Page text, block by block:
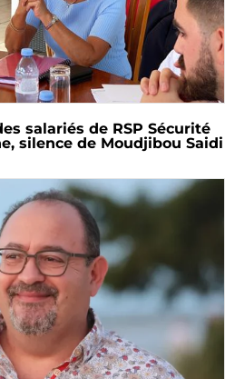
salariés de RSP Sécurité
silence de Moudjibou Saidi